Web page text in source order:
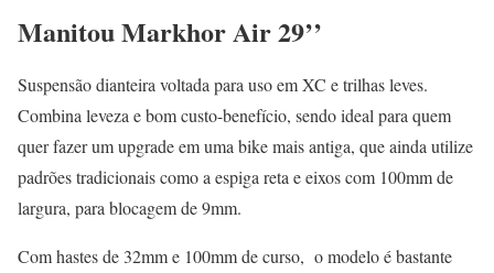
Manitou Markhor Air 29’’
Suspensão dianteira voltada para uso em XC e trilhas leves.
Combina leveza e bom custo-benefício, sendo ideal para quem
quer fazer um upgrade em uma bike mais antiga, que ainda utilize
padrões tradicionais como a espiga reta e eixos com 100mm de
largura, para blocagem de 9mm.
Com hastes de 32mm e 100mm de curso, o modelo é bastante